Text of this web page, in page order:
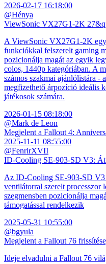
2026-02-17 16:18:00
@Hénya
ViewSonic VX27G1-2K
A ViewSonic VX27G1-2K
funkciókkal felszerelt gaming
pozicionálja magát az egyik
colos, 1440p kategóriában. A
számos szakmai ajánlólistára -
megfizethető árpozíció ideális
játékosok számára.
2026-01-15 08:18:00
@Mark de Leon
Megjelent a Fallout 4:
2025-11-11 08:55:00
@FenrirXVII
ID-Cooling SE-903-SD V3:
Az ID-Cooling SE-903-SD
ventilátorral szerelt processzor
szegmensben pozicionálja
támogatással rendelkezik
2025-05-31 10:55:00
@bgyula
Megjelent a Fallout 76
Ideje elvadulni a Fallout 76